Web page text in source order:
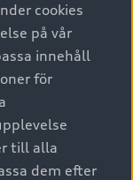
cookies
på vår
innehåll
för
till alla
dem efter